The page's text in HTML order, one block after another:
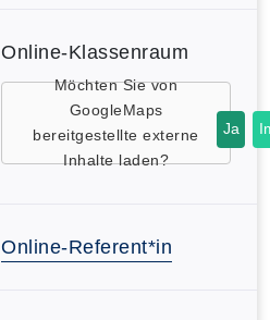
Online-Klassenraum
Möchten Sie von
GoogleMaps
bereitgestellte externe
Inhalte laden?
Ja
Online-Referent*in